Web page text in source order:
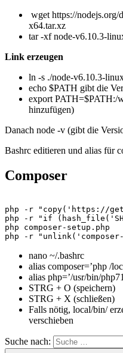
wget https://
x64.tar.xz
tar -xf node-v6.10.3-
Link erzeugen
ln -s ./node-v6.10.3-
echo $PATH gibt die
export PATH=$PATH:/
hinzufügen)
Danach node -v (gibt die
Bashrc editieren und alias für
Composer
php -r "copy('https://
php -r "if
php composer-setup.php
php -r
nano ~/.bashrc
alias composer=’php /
alias php=’/usr/bin/
STRG + O (speichern)
STRG + X (schließen)
Falls nötig, local/bin/
verschieben
Suche nach: